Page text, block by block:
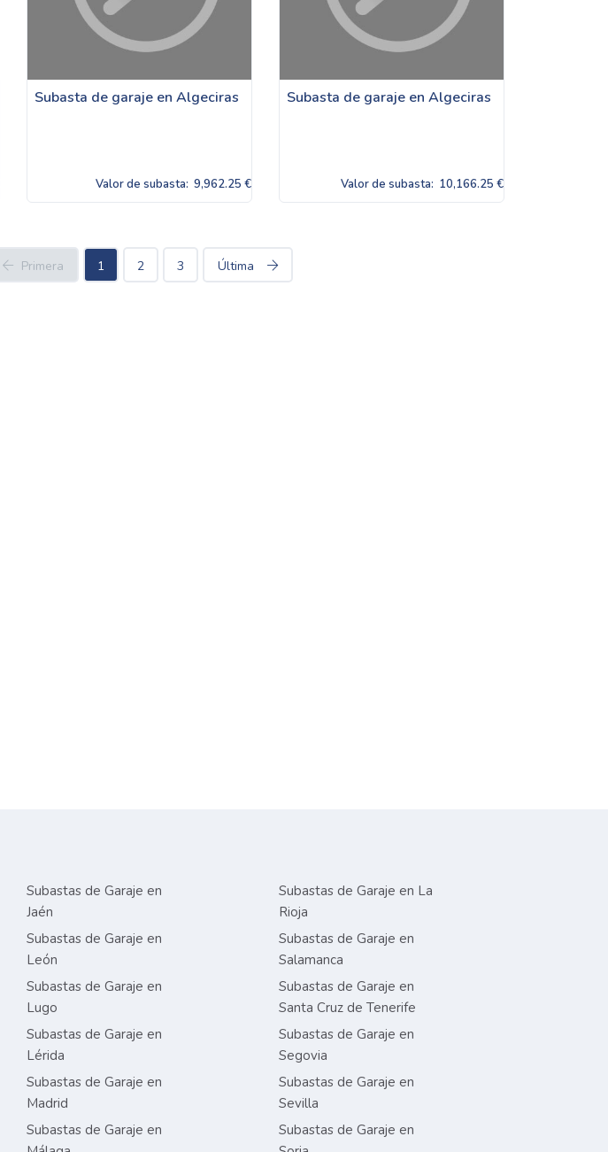
Subasta de garaje en Algeciras
Valor de subasta: 9,962.25 €
Subasta de garaje en Algeciras
Valor de subasta: 10,166.25 €
Primera 1 2 3 Última
Subastas de Garaje en
Jaén
Subastas de Garaje en
León
Subastas de Garaje en
Lugo
Subastas de Garaje en
Lérida
Subastas de Garaje en
Madrid
Subastas de Garaje en
Subastas de Garaje en La
Rioja
Subastas de Garaje en
Salamanca
Subastas de Garaje en
Santa Cruz de Tenerife
Subastas de Garaje en
Segovia
Subastas de Garaje en
Sevilla
Subastas de Garaje en